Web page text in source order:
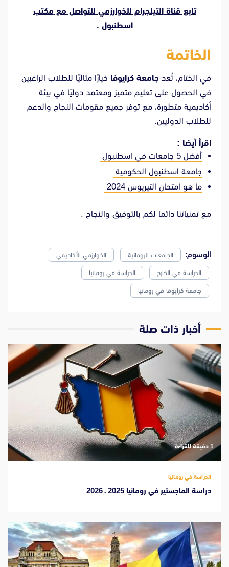
تابع قناةالتيلجرام للخوارزمي للتواصل مع مكتب
اسطنبول .
الخاتمة
في الختام، تُعد جامعة كرايوفا خيارًا مثاليًا للطلاب الراغبين
في الحصول على تعليم متميز ومعتمد دوليًا في بيئة
أكاديمية متطورة، مع توفر جميع مقومات النجاح والدعم
للطلاب الدوليين.
اقرأ أيضا :
أفضل 5 جامعات في اسطنبول
جامعة اسطنبول الحكومية
ما هو امتحان التيريوس 2024
مع تمنياتنا دائما لكم بالتوفيق والنجاح .
الوسوم: الجامعات الرومانية الخوارزمي الأكاديمي
الدراسة في الخارج الدراسة في رومانيا
جامعة كرايوفا في رومانيا
‫أخبار ذات صلة
‫1 دقيقة للقراءة
الدراسة في رومانيا
دراسة الماجستير في رومانيا 2025 ـ 2026